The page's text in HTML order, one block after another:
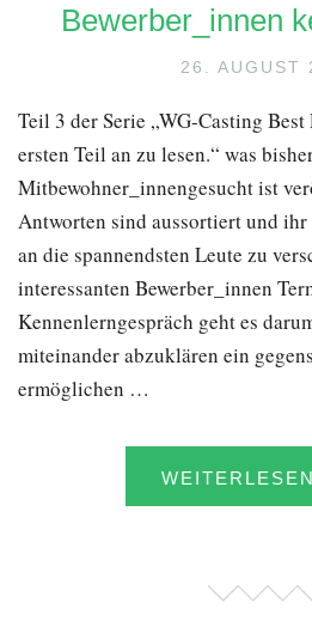
Bewerber_innen
26. AUGUST
Teil 3 der Serie „WG-Casting Best
ersten Teil an zu lesen.“ was
Mitbewohner_innengesucht ist
Antworten sind aussortiert und
an die spannendsten Leute zu
interessanten Bewerber_innen
Kennenlerngespräch geht es
miteinander abzuklären ein
ermöglichen …
WEITERLESEN